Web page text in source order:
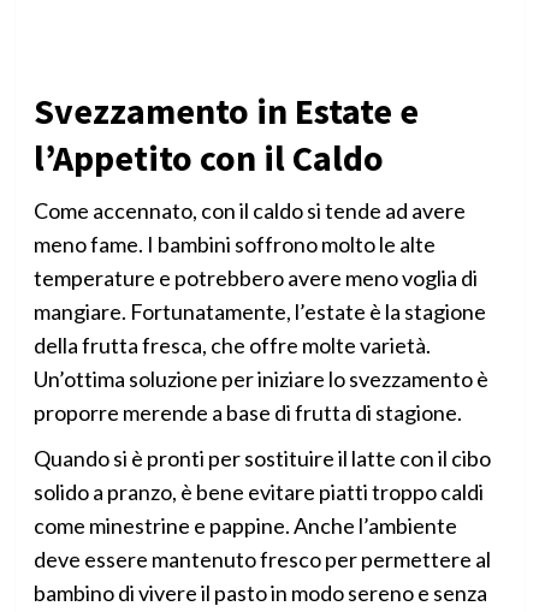
Svezzamento in Estate e
l’Appetito con il Caldo
Come accennato, con il caldo si tende ad avere
meno fame. I bambini soffrono molto le alte
temperature e potrebbero avere meno voglia di
mangiare. Fortunatamente, l’estate è la stagione
della frutta fresca, che offre molte varietà.
Un’ottima soluzione per iniziare lo svezzamento è
proporre merende a base di frutta di stagione.
Quando si è pronti per sostituire il latte con il cibo
solido a pranzo, è bene evitare piatti troppo caldi
come minestrine e pappine. Anche l’ambiente
deve essere mantenuto fresco per permettere al
bambino di vivere il pasto in modo sereno e senza